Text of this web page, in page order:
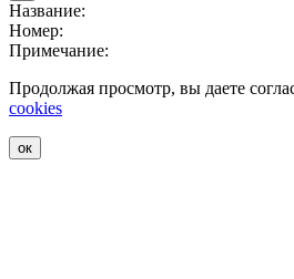
Название:
Номер:
Примечание:
Продолжая просмотр, вы даете
cookies
ок